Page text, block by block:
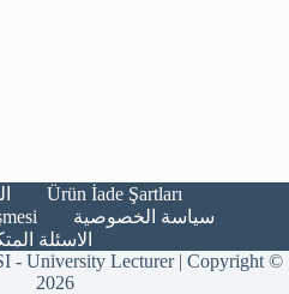
Ürün İade Şartları​
سياسة الخصوصية
الاسئلة
University Lecturer | Copyright ©
2026